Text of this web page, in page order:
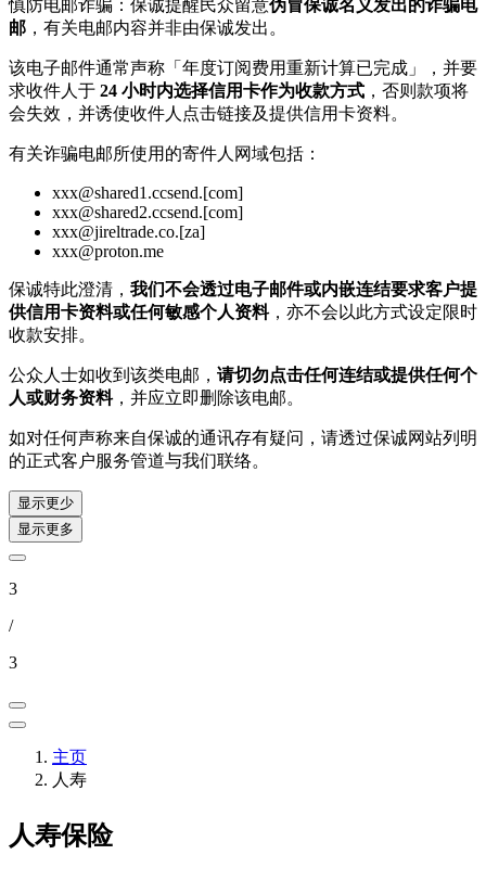
慎防电邮诈骗：保诚提醒民众留意伪冒保诚名义发出的诈骗电
邮 ，有关电邮内容并非由保诚发出。
该电子邮件通常声称「年度订阅费用重新计算已完成」，并要
求收件人于 24 小时内选择信用卡作为收款方式 ，否则款项将
会失效，并诱使收件人点击链接及提供信用卡资料。
有关诈骗电邮所使用的寄件人网域包括：
xxx@shared1.ccsend.[com]
xxx@shared2.ccsend.[com]
xxx@jireltrade.co.[za]
xxx@proton.me
保诚特此澄清， 我们不会透过电子邮件或内嵌连结要求客户提
供信用卡资料或任何敏感个人资料，亦不会以此方式设定限时
收款安排。
公众人士如收到该类电邮， 请切勿点击任何连结或提供任何个
人或财务资料，并应立即删除该电邮。
如对任何声称来自保诚的通讯存有疑问，请透过保诚网站列明
的正式客户服务管道与我们联络。
显示更少
显示更多
3
/
3
主页
人寿
人寿保险